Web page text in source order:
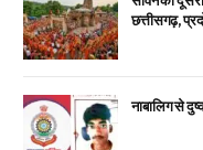
छत्तीसगढ़,
नाबालिग से